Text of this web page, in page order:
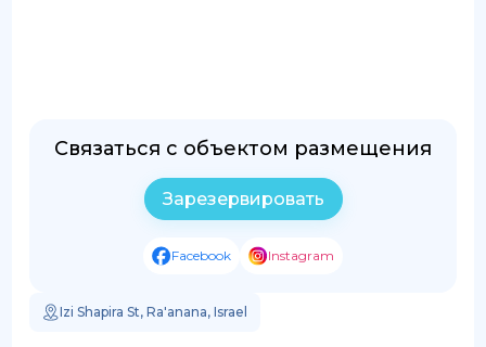
Связаться с объектом размещения
Зарезервировать
Facebook Instagram
Izi Shapira St, Ra'anana, Israel